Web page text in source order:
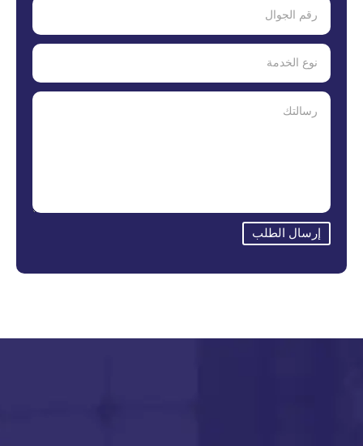
إرسال الطلب